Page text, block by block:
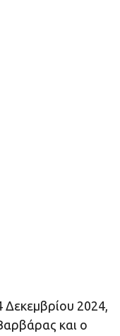
2024,
και ο